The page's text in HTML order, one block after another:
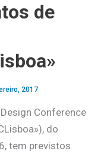
de
2017
Conference
do
tem previstos